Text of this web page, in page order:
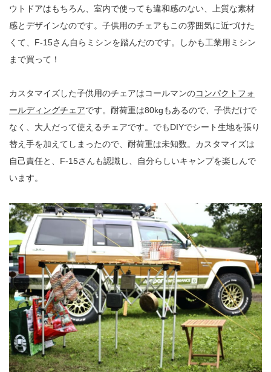
ウトドアはもちろん、室内で使っても違和感のない、上質な素材
感とデザインなのです。子供用のチェアもこの雰囲気に近づけた
くて、F-15さん自らミシンを踏んだのです。しかも工業用ミシン
まで買って！
カスタマイズした子供用のチェアはコールマンのコンパクトフォ
ールディングチェアです。耐荷重は80kgもあるので、子供だけで
なく、大人だって使えるチェアです。でもDIYでシート生地を張り
替え手を加えてしまったので、耐荷重は未知数。カスタマイズは
自己責任と、F-15さんも認識し、自分らしいキャンプを楽しんで
います。